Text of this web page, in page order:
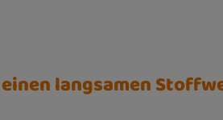
langsamen